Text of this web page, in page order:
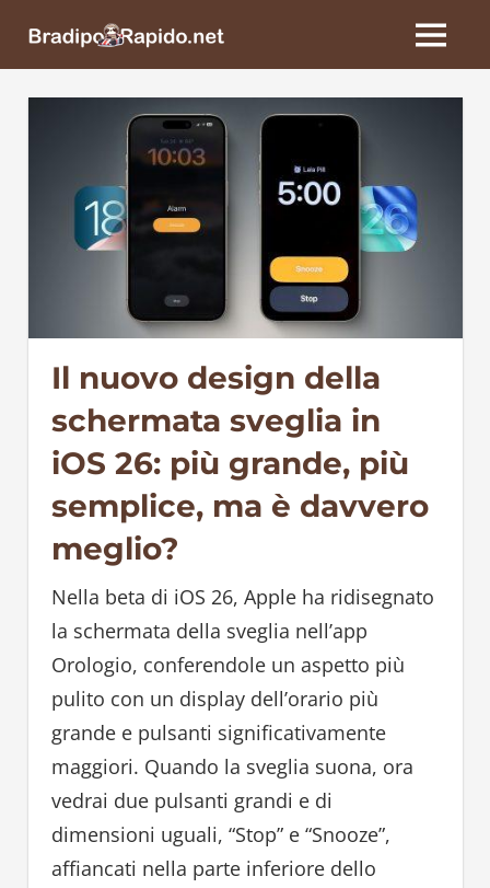
BradipoRapido.net
MENU
Il nuovo design della
schermata sveglia in
iOS 26: più grande, più
semplice, ma è davvero
meglio?
Nella beta di iOS 26, Apple ha ridisegnato
la schermata della sveglia nell’app
Orologio, conferendole un aspetto più
pulito con un display dell’orario più
grande e pulsanti significativamente
maggiori. Quando la sveglia suona, ora
vedrai due pulsanti grandi e di
dimensioni uguali, “Stop” e “Snooze”,
affiancati nella parte inferiore dello